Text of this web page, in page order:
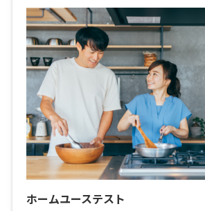
ホームユーステスト